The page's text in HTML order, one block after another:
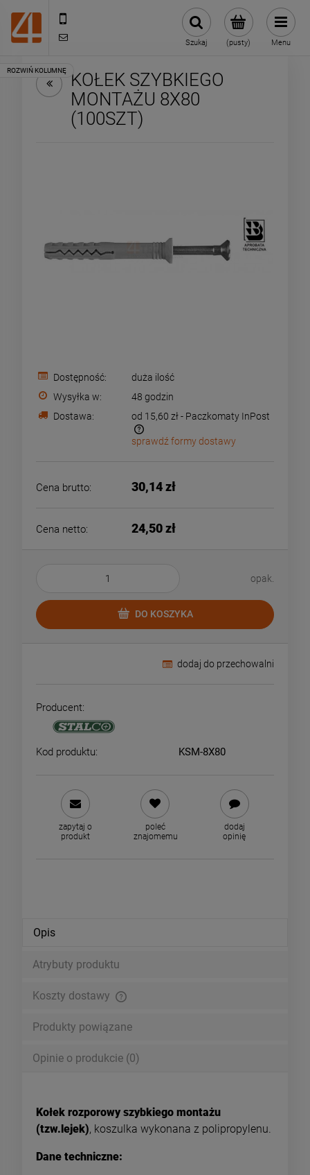
(pusty)
Szukaj Menu
KOŁEK SZYBKIEGO
MONTAŻU 8X80
(100SZT)
Dostępność:
duża ilość
Wysyłka w:
48 godzin
Dostawa:
od 15,60 zł - Paczkomaty InPost
Cena nie zawiera ewentualnych kosztów płatności
sprawdź formy dostawy
Cena brutto: 30,14 zł
Cena netto: 24,50 zł
opak.
DO KOSZYKA
dodaj do przechowalni
Producent:
Kod produktu: KSM-8X80
zapytaj o
produkt
poleć
znajomemu
dodaj
opinię
Opis
Atrybuty produktu
Koszty dostawy
Produkty powiązane
Opinie o produkcie (0)
Kołek rozporowy szybkiego montażu
(tzw.lejek), koszulka wykonana z polipropylenu.
Dane techniczne: